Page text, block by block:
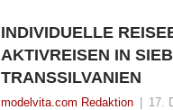
INDIVIDUELLE
AKTIVREISEN IN
TRANSSILVANIEN
modelvita.com Redaktion 17.